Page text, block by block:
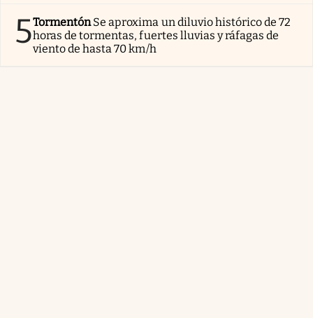
5TormentónSe aproxima un diluvio histórico de 72
horas de tormentas, fuertes lluvias y ráfagas de
viento de hasta 70 km/h